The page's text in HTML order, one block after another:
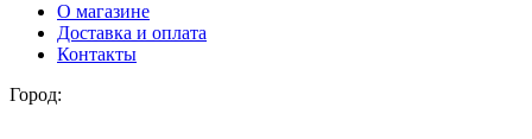
О магазине
Доставка и оплата
Контакты
Город: